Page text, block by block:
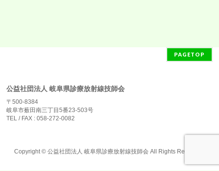
PAGETOP
公益社団法人 岐阜県診療放射線技師会
〒500-8384
岐阜市薮田南三丁目5番23-503号
TEL / FAX : 058-272-0082
Copyright ©公益社団法人 岐阜県診療放射線技師会 All Rights Reserved.